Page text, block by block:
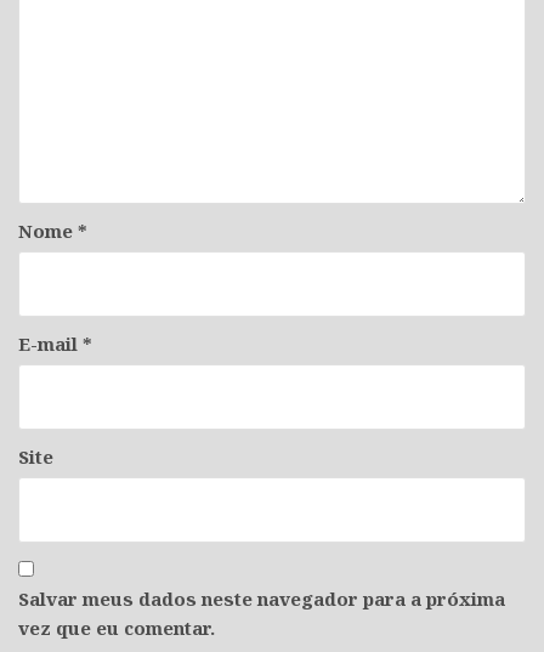
Nome *
E-mail *
Site
Salvar meus dados neste navegador para a próxima
vez que eu comentar.